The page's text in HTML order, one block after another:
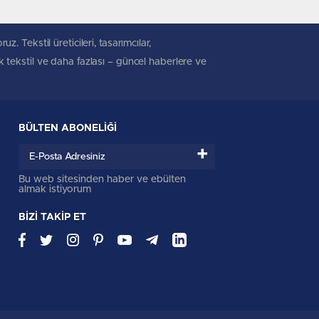
Tekstil üreticileri, tasarımcılar,
tekstil ve daha fazlası – güncel haberlere ve
BÜLTEN ABONELİĞİ
+
Bu web sitesinden haber ve ebülten
almak istiyorum
BİZİ TAKİP ET